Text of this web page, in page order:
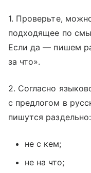
1. Проверьте,
подходящее по
Если да — пишем
за что».
2. Согласно
с предлогом в
пишутся раздельно:
не с кем;
не на что;